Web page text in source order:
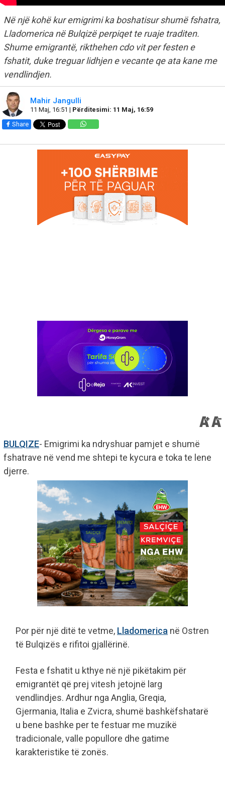
Në një kohë kur emigrimi ka boshatisur shumë fshatra,
Lladomerica në Bulqizë perpiqet te ruaje traditen.
Shume emigrantë, rikthehen cdo vit per festen e
fshatit, duke treguar lidhjen e vecante qe ata kane me
vendlindjen.
Mahir Jangulli
11 Maj, 16:51 | Përditesimi: 11 Maj, 16:59
Share
BULQIZE- Emigrimi ka ndryshuar pamjet e shumë
fshatrave në vend me shtepi te kycura e toka te lene
djerre.
Por për një ditë te vetme, Lladomerica në Ostren
të Bulqizës e rifitoi gjallërinë.
Festa e fshatit u kthye në një pikëtakim për
emigrantët që prej vitesh jetojnë larg
vendlindjes. Ardhur nga Anglia, Greqia,
Gjermania, Italia e Zvicra, shumë bashkëfshatarë
u bene bashke per te festuar me muzikë
tradicionale, valle popullore dhe gatime
karakteristike të zonës.